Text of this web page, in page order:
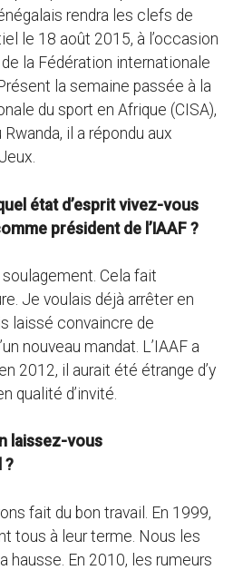
rendra les clefs de
le 18 août 2015, à l’occasion
la Fédération internationale
la semaine passée à la
du sport en Afrique (CISA),
il a répondu aux
état d’esprit vivez-vous
président de l’IAAF ?
Cela fait
Je voulais déjà arrêter en
laissé convaincre de
nouveau mandat. L’IAAF a
2012, il aurait été étrange d’y
qualité d’invité.
laissez-vous
?
fait du bon travail. En 1999,
tous à leur terme. Nous les
hausse. En 2010, les rumeurs